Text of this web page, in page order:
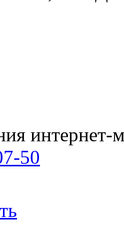
интернет-
50